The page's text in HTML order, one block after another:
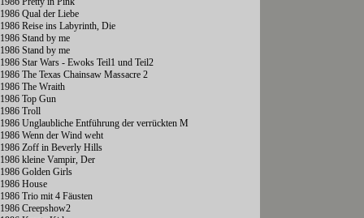
1986 Qual der Liebe
1986 Reise ins Labyrinth, Die
1986 Stand by me
1986 Stand by me
1986 Star Wars - Ewoks Teil1 und Teil2
1986 The Texas Chainsaw Massacre 2
1986 The Wraith
1986 Top Gun
1986 Troll
1986 Unglaubliche Entführung der verrückten M
1986 Wenn der Wind weht
1986 Zoff in Beverly Hills
1986 kleine Vampir, Der
1986 Golden Girls
1986 House
1986 Trio mit 4 Fäusten
1986 Creepshow2